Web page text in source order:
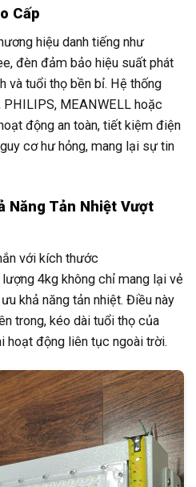
Cấp
hiệu danh tiếng như
đèn đảm bảo hiệu suất phát
và tuổi thọ bền bỉ. Hệ thống
MEANWELL hoặc
động an toàn, tiết kiệm điện
cơ hư hỏng, mang lại sự tin
Năng Tản Nhiệt Vượt
với kích thước
4kg không chỉ mang lại vẻ
khả năng tản nhiệt. Điều này
trong, kéo dài tuổi thọ của
hoạt động liên tục ngoài trời.